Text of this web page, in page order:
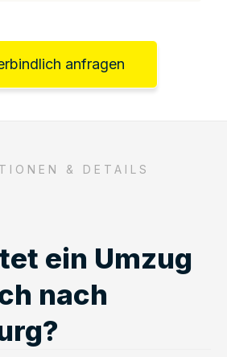
anfragen
& DETAILS
ein Umzug
nach